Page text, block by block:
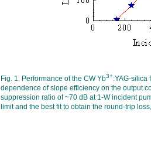
Fig. 1. Performance of the CW Yb3+:YAG-silica
dependence of slope efficiency on the output
suppression ratio of ~70 dB at 1-W incident
limit and the best fit to obtain the round-trip